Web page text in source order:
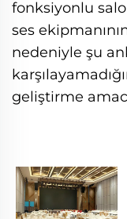
fonksiyonlu
ses
nedeniyle şu
geliştirme